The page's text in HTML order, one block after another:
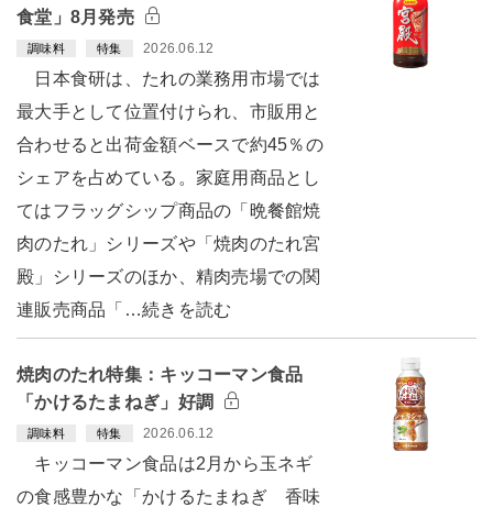
食堂」8月発売
調味料 特集 2026.06.12
日本食研は、たれの業務用市場では
最大手として位置付けられ、市販用と
合わせると出荷金額ベースで約45％の
シェアを占めている。家庭用商品とし
てはフラッグシップ商品の「晩餐館焼
肉のたれ」シリーズや「焼肉のたれ宮
殿」シリーズのほか、精肉売場での関
連販売商品「…続きを読む
焼肉のたれ特集：キッコーマン食品
「かけるたまねぎ」好調
調味料 特集 2026.06.12
キッコーマン食品は2月から玉ネギ
の食感豊かな「かけるたまねぎ 香味